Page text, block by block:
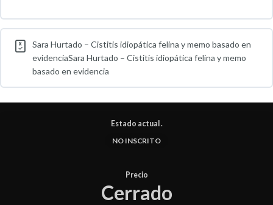
Sara Hurtado – Cistitis idiopática felina y memo basado en
evidenciaSara Hurtado – Cistitis idiopática felina y memo
basado en evidencia
Estado actual .
NO INSCRITO
Precio
Cerrado